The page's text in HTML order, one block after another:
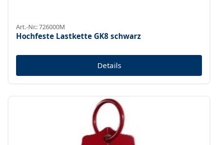
Art.-Nr.: 726000M
Hochfeste Lastkette GK8 schwarz
Details